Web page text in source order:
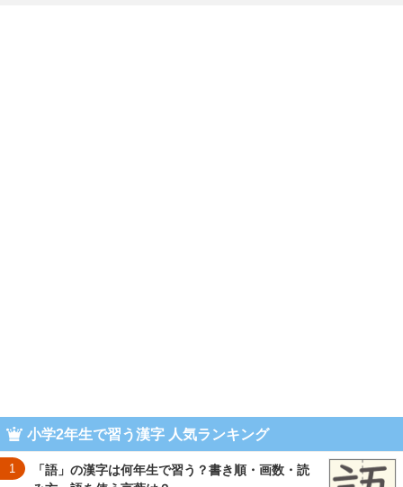
小学2年生で習う漢字 人気ランキング
1
「語」の漢字は何年生で習う？書き順・画数・読